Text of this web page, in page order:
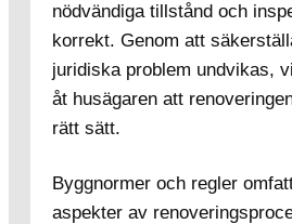
nödvändiga tillstånd och
korrekt. Genom att
juridiska problem undvikas,
åt husägaren att
rätt sätt.
Byggnormer och regler
aspekter av